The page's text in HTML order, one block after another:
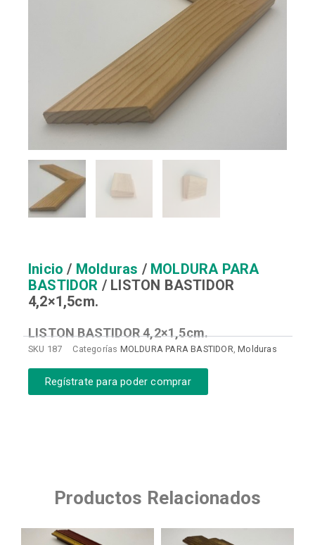
Inicio / Molduras / MOLDURA PARA
BASTIDOR / LISTON BASTIDOR
4,2×1,5cm.
LISTON BASTIDOR 4,2×1,5cm.
SKU 187 Categorías MOLDURA PARA BASTIDOR,Molduras
Regístrate para poder comprar
Productos Relacionados